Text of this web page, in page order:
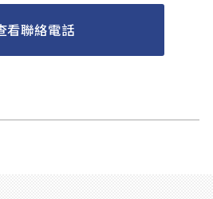
看聯絡電話